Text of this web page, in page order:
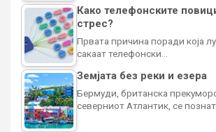
Како телефонските
стрес?
Првата причина поради која
сакаат телефонски…
Земјата без реки и езера
Бермуди, британска
северниот Атлантик, се